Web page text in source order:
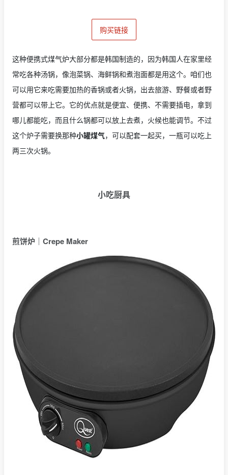
购买链接
这种便携式煤气炉大部分都是韩国制造的，因为韩国人在家里经
常吃各种汤锅，像泡菜锅、海鲜锅和煮泡面都是用这个。咱们也
可以用它来吃需要加热的香锅或者火锅，出去旅游、野餐或者野
营都可以带上它。它的优点就是便宜、便携、不需要插电，拿到
哪儿都能吃，而且什么锅都可以放上去煮，火候也能调节。不过
这个炉子需要换那种小罐煤气，可以配套一起买，一瓶可以吃上
两三次火锅。
小吃厨具
煎饼炉｜Crepe Maker